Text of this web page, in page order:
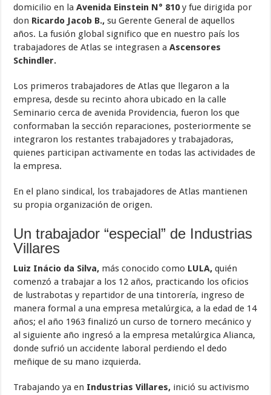
domicilio en laAvenida Einstein N° 810y fue dirigida por
don Ricardo Jacob B., su Gerente General de aquellos
años. La fusión global significo que en nuestro país los
trabajadores de Atlas se integrasen aAscensores
Schindler.
Los primeros trabajadores de Atlas que llegaron a la
empresa, desde su recinto ahora ubicado en la calle
Seminario cerca de avenida Providencia, fueron los que
conformaban la sección reparaciones, posteriormente se
integraron los restantes trabajadores y trabajadoras,
quienes participan activamente en todas las actividades de
la empresa.
En el plano sindical, los trabajadores de Atlas mantienen
su propia organización de origen.
Un trabajador “especial” de Industrias
Villares
Luiz Inácio da Silva, más conocido como LULA, quién
comenzó a trabajar a los 12 años, practicando los oficios
de lustrabotas y repartidor de una tintorería, ingreso de
manera formal a una empresa metalúrgica, a la edad de 14
años; el año 1963 finalizó un curso de tornero mecánico y
al siguiente año ingresó a la empresa metalúrgica Alianca,
donde sufrió un accidente laboral perdiendo el dedo
meñique de su mano izquierda.
Trabajando ya en Industrias Villares, inició su activismo